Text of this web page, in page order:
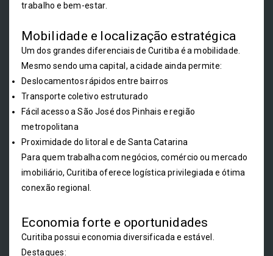
trabalho e bem-estar.
Mobilidade e localização estratégica
Um dos grandes diferenciais de Curitiba é a mobilidade.
Mesmo sendo uma capital, a cidade ainda permite:
Deslocamentos rápidos entre bairros
Transporte coletivo estruturado
Fácil acesso a São José dos Pinhais e região
metropolitana
Proximidade do litoral e de Santa Catarina
Para quem trabalha com negócios, comércio ou mercado
imobiliário, Curitiba oferece logística privilegiada e ótima
conexão regional.
Economia forte e oportunidades
Curitiba possui economia diversificada e estável.
Destaques: